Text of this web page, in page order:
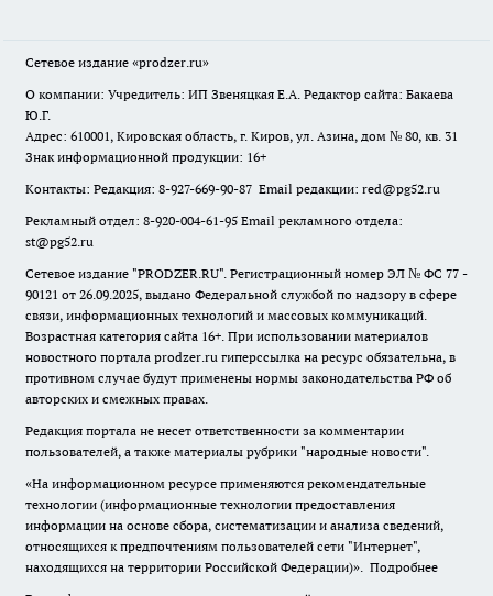
Сетевое издание «prodzer.ru»
О компании: Учредитель: ИП Звеняцкая Е.А. Редактор сайта: Бакаева
Ю.Г.
Адрес: 610001, Кировская область, г. Киров, ул. Азина, дом № 80, кв. 31
Знак информационной продукции: 16+
Контакты: Редакция: 8-927-669-90-87 Email редакции: red@pg52.ru
Рекламный отдел: 8-920-004-61-95 Email рекламного отдела:
st@pg52.ru
Сетевое издание "PRODZER.RU". Регистрационный номер ЭЛ № ФС 77 -
90121 от 26.09.2025, выдано Федеральной службой по надзору в сфере
связи, информационных технологий и массовых коммуникаций.
Возрастная категория сайта 16+. При использовании материалов
новостного портала prodzer.ru гиперссылка на ресурс обязательна, в
противном случае будут применены нормы законодательства РФ об
авторских и смежных правах.
Редакция портала не несет ответственности за комментарии
пользователей, а также материалы рубрики "народные новости".
«На информационном ресурсе применяются рекомендательные
технологии (информационные технологии предоставления
информации на основе сбора, систематизации и анализа сведений,
относящихся к предпочтениям пользователей сети "Интернет",
находящихся на территории Российской Федерации)». Подробнее